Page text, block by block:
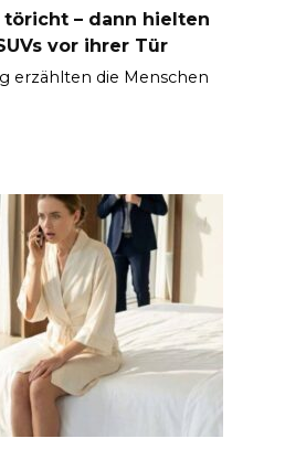
töricht – dann hielten
vor ihrer Tür
erzählten die Menschen